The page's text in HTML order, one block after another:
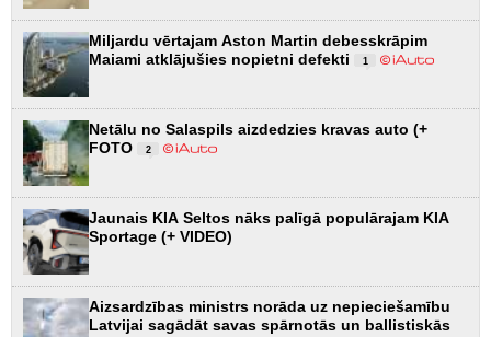
Miljardu vērtajam Aston Martin debesskrāpim
Maiami atklājušies nopietni defekti
1
Netālu no Salaspils aizdedzies kravas auto (+
FOTO
2
Jaunais KIA Seltos nāks palīgā populārajam KIA
Sportage (+ VIDEO)
Aizsardzības ministrs norāda uz nepieciešamību
Latvijai sagādāt savas spārnotās un ballistiskās